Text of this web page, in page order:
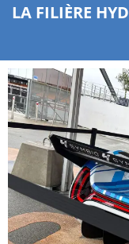
LA FILIÈRE